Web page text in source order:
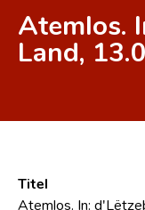
DE
Häufige Fragen
Atemlos.
Land,
Titel
Atemlos. In: